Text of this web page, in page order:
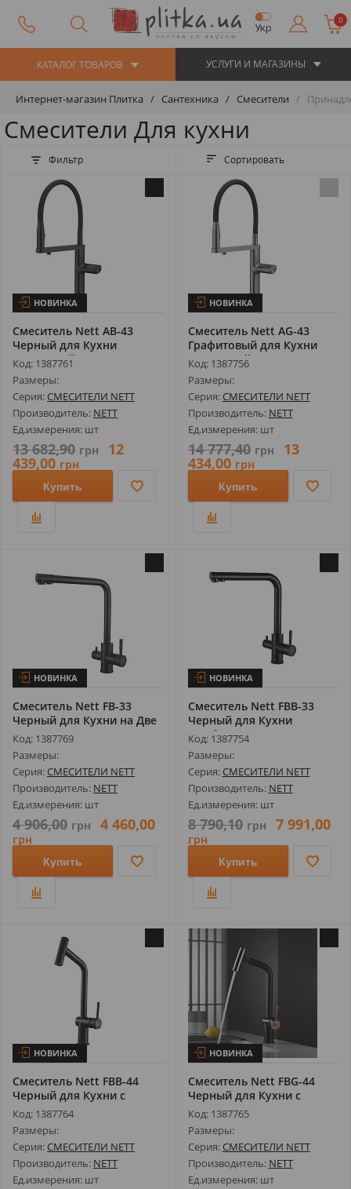
Укр
0
КАТАЛОГ ТОВАРОВ УСЛУГИ И МАГАЗИНЫ
Интернет-магазин Плитка Сантехника Смесители
Смесители Для кухни
Фильтр Сортировать
НОВИНКА
Смеситель Nett AB-43
Черный для Кухни
Сенсорный с Фи...
Код: 1387761
Размеры:
Серия: СМЕСИТЕЛИ NETT
Производитель: NETT
Ед.измерения: шт
13 682,90 грн 12
439,00 грн
Купить
НОВИНКА
Смеситель Nett AG-43
Графитовый для Кухни
Сенсорный ...
Код: 1387756
Размеры:
Серия: СМЕСИТЕЛИ NETT
Производитель: NETT
Ед.измерения: шт
14 777,40 грн 13
434,00 грн
Купить
НОВИНКА
Смеситель Nett FB-33
Черный для Кухни на Две
Воды Fr...
Код: 1387769
Размеры:
Серия: СМЕСИТЕЛИ NETT
Производитель: NETT
Ед.измерения: шт
4 906,00 грн 4 460,00
грн
Купить
НОВИНКА
Смеситель Nett FBB-33
Черный для Кухни
Комбинированн...
Код: 1387754
Размеры:
Серия: СМЕСИТЕЛИ NETT
Производитель: NETT
Ед.измерения: шт
8 790,10 грн 7 991,00
грн
Купить
НОВИНКА
Смеситель Nett FBB-44
Черный для Кухни с
Выдвижным И...
Код: 1387764
Размеры:
Серия: СМЕСИТЕЛИ NETT
Производитель: NETT
Ед.измерения: шт
НОВИНКА
Смеситель Nett FBG-44
Черный для Кухни с
Выдвижным И...
Код: 1387765
Размеры:
Серия: СМЕСИТЕЛИ NETT
Производитель: NETT
Ед.измерения: шт